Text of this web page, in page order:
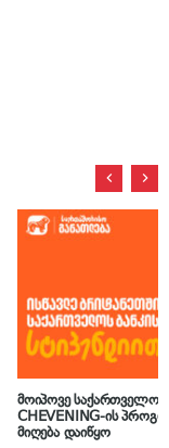
მოიპოვე საქართველოს
CHEVENING-ის
მიღება დაიწყო